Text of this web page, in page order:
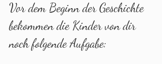
Vor dem Beginn der Geschichte
bekommen die Kinder von dir
noch folgende Aufgabe: